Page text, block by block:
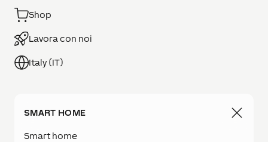
Shop
Lavora con noi
Italy (IT)
SMART HOME
Smart home